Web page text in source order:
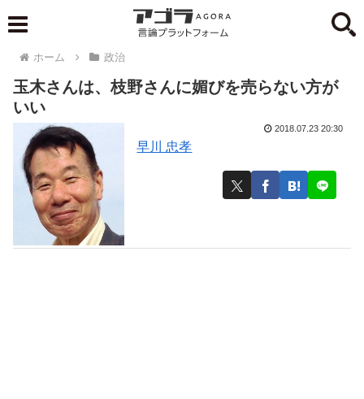
ホーム 政治
玉木さんは、枝野さんに媚びを売らない方が
いい
早川 忠孝
2018.07.23 20:30